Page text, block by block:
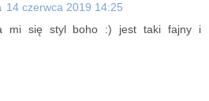
14 czerwca 2019 14:25
mi się styl boho :) jest taki fajny i